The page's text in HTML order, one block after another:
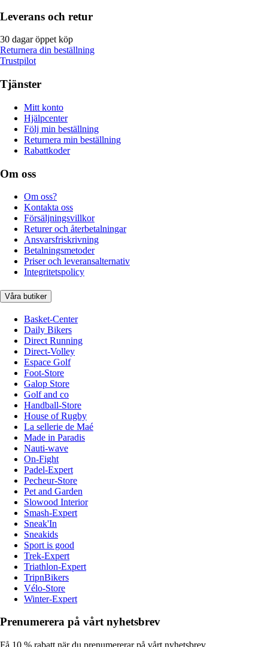
Leverans och retur
30 dagar öppet köp
Returnera din beställning
Trustpilot
Tjänster
Mitt konto
Hjälpcenter
Följ min beställning
Returnera min beställning
Rabattkoder
Om oss
Om oss?
Kontakta oss
Försäljningsvillkor
Returer och återbetalningar
Ansvarsfriskrivning
Betalningsmetoder
Priser och leveransalternativ
Integritetspolicy
Våra butiker
Basket-Center
Daily Bikers
Direct Running
Direct-Volley
Espace Golf
Foot-Store
Galop Store
Golf and co
Handball-Store
House of Rugby
La sellerie de Maé
Made in Paradis
Nauti-wave
On-Fight
Padel-Expert
Pecheur-Store
Pet and Garden
Slowood Interior
Smash-Expert
Sneak'In
Sneakids
Sport is good
Trek-Expert
Triathlon-Expert
TripnBikers
Vélo-Store
Winter-Expert
Prenumerera på vårt nyhetsbrev